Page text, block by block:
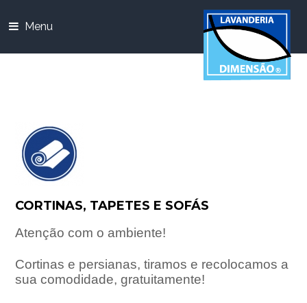
Menu
CORTINAS, TAPETES E SOFÁS
Atenção com o ambiente!
Cortinas e persianas, tiramos e recolocamos a
sua comodidade, gratuitamente!